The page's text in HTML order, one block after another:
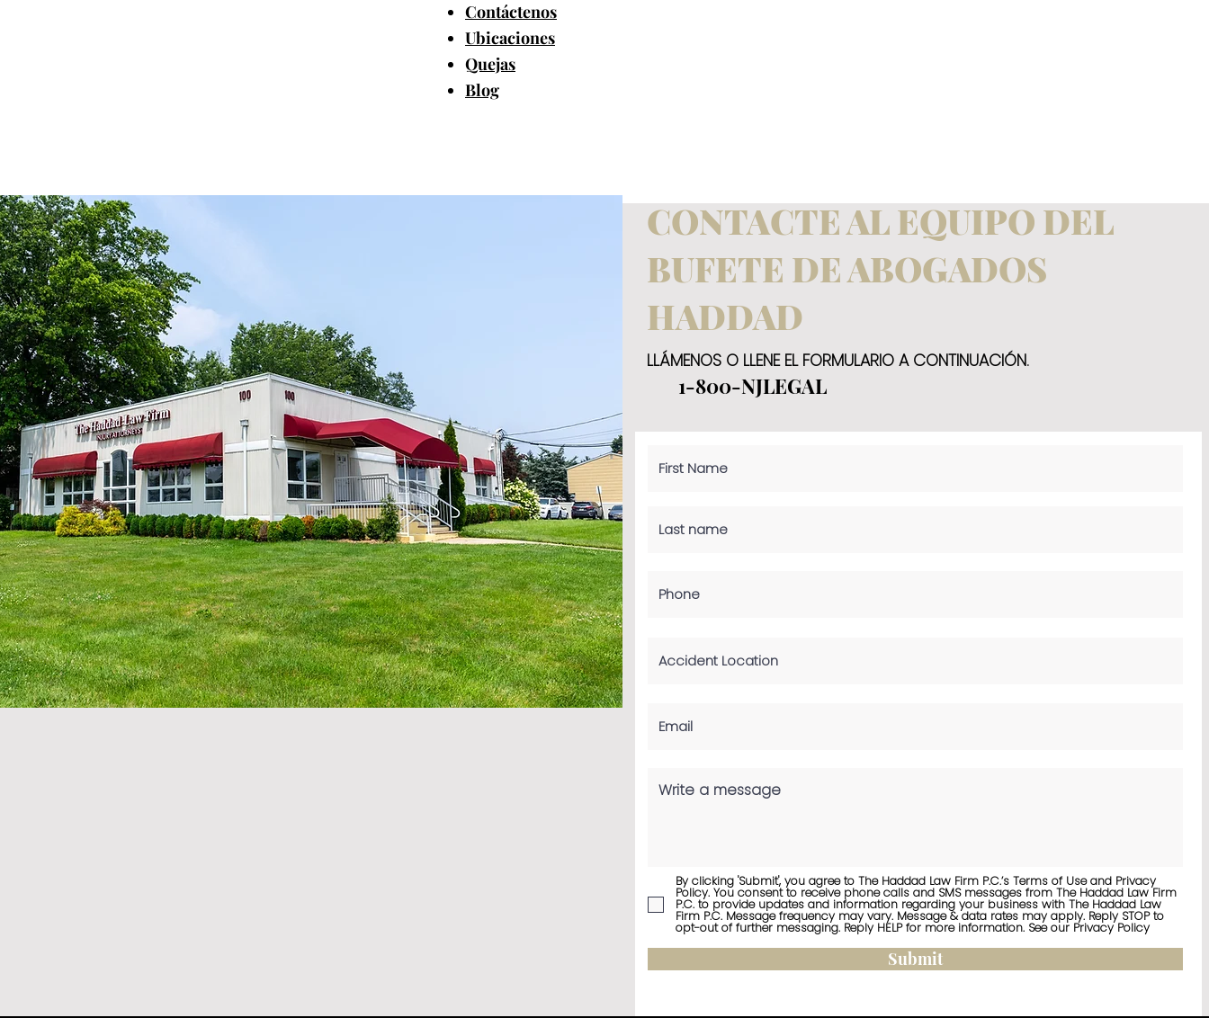
Contáctenos
Ubicaciones
Quejas
Blog
CONTACTE AL EQUIPO DEL
BUFETE DE ABOGADOS
HADDAD
LLÁMENOS O LLENE EL FORMULARIO A CONTINUACIÓN.
1-800-NJLEGAL
By clicking 'Submit', you agree to The Haddad Law Firm P.C.’s Terms of Use and Privacy
Policy. You consent to receive phone calls and SMS messages from The Haddad Law Firm
P.C. to provide updates and information regarding your business with The Haddad Law
Firm P.C. Message frequency may vary. Message & data rates may apply. Reply STOP to
opt-out of further messaging. Reply HELP for more information. See our Privacy Policy
Submit